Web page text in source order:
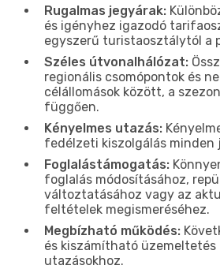
Rugalmas jegyárak:
és igényhez igazodó
egyszerű turistaosztálytól a
Széles útvonalhálózat:
regionális csomópontok és
célállomások között, a
függően.
Kényelmes utazás:
fedélzeti kiszolgálás minden
Foglalástámogatás:
foglalás módosításához,
változtatásához vagy az
feltételek megismeréséhez.
Megbízható működés:
és kiszámítható
utazásokhoz.